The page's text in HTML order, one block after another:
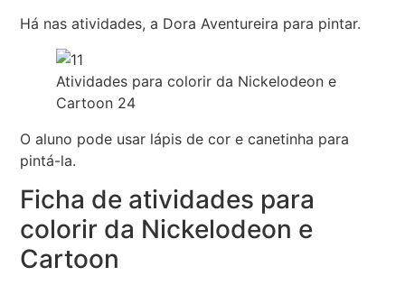
Há nas atividades, a Dora Aventureira para pintar.
Atividades para colorir da Nickelodeon e
Cartoon 24
O aluno pode usar lápis de cor e canetinha para
pintá-la.
Ficha de atividades para
colorir da Nickelodeon e
Cartoon